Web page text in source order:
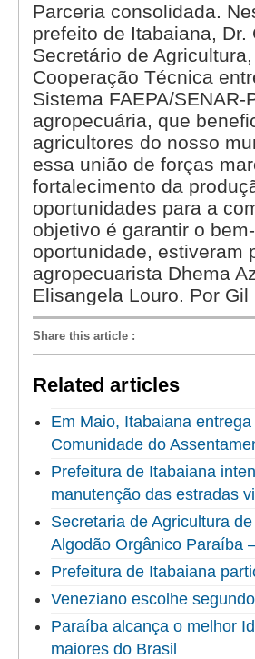
Parceria consolidada.
prefeito de Itabaiana,
Secretário de
Cooperação Técnica
Sistema FAEPA/
agropecuária, que
agricultores do nosso
essa união de forças
fortalecimento da
oportunidades para a
objetivo é garantir o
oportunidade, estiveram
agropecuarista Dhema
Elisangela Louro. Por
Share this article :
Related articles
Em Maio, Itabaiana
Comunidade do
Prefeitura de Itabaiana
manutenção das estradas
Secretaria de Agricultura
Algodão Orgânico Paraíba
Prefeitura de Itabaiana
Veneziano escolhe
Paraíba alcança o melhor
maiores do Brasil